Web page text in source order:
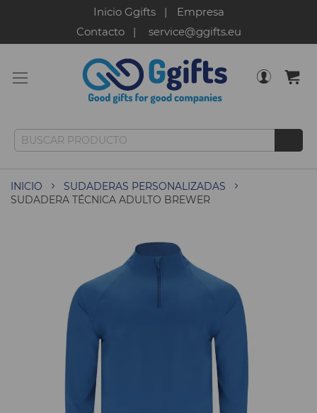
Inicio Ggifts
Empresa
Contacto
service@ggifts.eu
INICIO
SUDADERAS PERSONALIZADAS
SUDADERA TÉCNICA ADULTO BREWER